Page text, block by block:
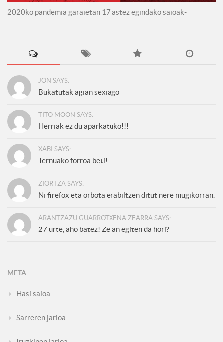
2020ko pandemia garaietan 17 astez egindako saioak-
JON SAYS:
Bukatutak agian sexiago
TITO MOON SAYS:
Herriak ez du aparkatuko!!!
XABI SAYS:
Ternuako forroa beti!
ZIORTZA SAYS:
Ni firefox eta orbota erabiltzen ditut nere mugikorran.
ARANTZAZU GUARROTXENA ZEARRA SAYS:
27 urte, aho batez! Zelan egiten da hori?
META
Hasi saioa
Sarreren jarioa